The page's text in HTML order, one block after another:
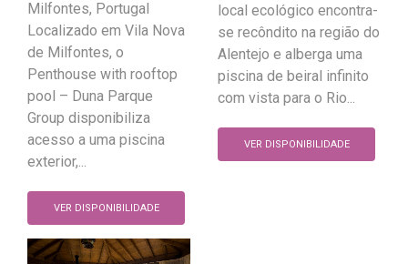
Milfontes, Portugal
Localizado em Vila Nova
de Milfontes, o
Penthouse with rooftop
pool – Duna Parque
Group disponibiliza
acesso a uma piscina
exterior,...
VER DISPONIBILIDADE
local ecológico encontra-
se recôndito na região do
Alentejo e alberga uma
piscina de beiral infinito
com vista para o Rio...
VER DISPONIBILIDADE